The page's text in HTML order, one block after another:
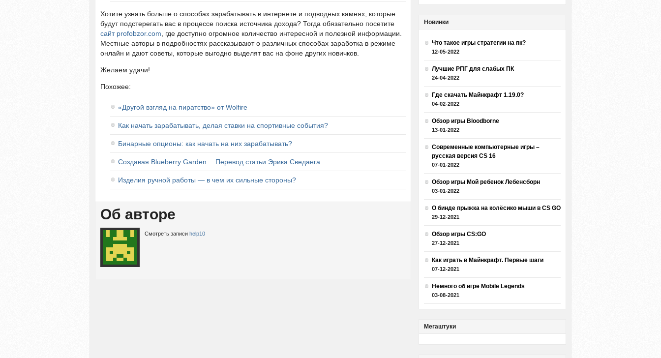
Хотите узнать больше о способах зарабатывать в интернете и подводных камнях, которые
будут подстерегать вас в процессе поиска источника дохода? Тогда обязательно посетите
сайт profobzor.com , где доступно огромное количество интересной и полезной информации.
Местные авторы в подробностях рассказывают о различных способах заработка в режиме
онлайн и дают советы, которые выгодно выделят вас на фоне других новичков.
Желаем удачи!
Похожее:
«Другой взгляд на пиратство» от Wolfire
Как начать зарабатывать, делая ставки на спортивные события?
Бинарные опционы: как начать на них зарабатывать?
Создавая Blueberry Garden… Перевод статьи Эрика Сведанга
Изделия ручной работы — в чем их сильные стороны?
Об авторе
Смотреть записи help10
Новинки
Что такое игры стратегии на пк?
12-05-2022
Лучшие РПГ для слабых ПК
24-04-2022
Где скачать Майнкрафт 1.19.0?
04-02-2022
Обзор игры Bloodborne
13-01-2022
Современные компьютерные игры –
русская версия CS 16
07-01-2022
Обзор игры Мой ребенок Лебенсборн
03-01-2022
О бинде прыжка на колёсико мыши в CS GO
29-12-2021
Обзор игры CS:GO
27-12-2021
Как играть в Майнкрафт. Первые шаги
07-12-2021
Немного об игре Mobile Legends
03-08-2021
Мегаштуки